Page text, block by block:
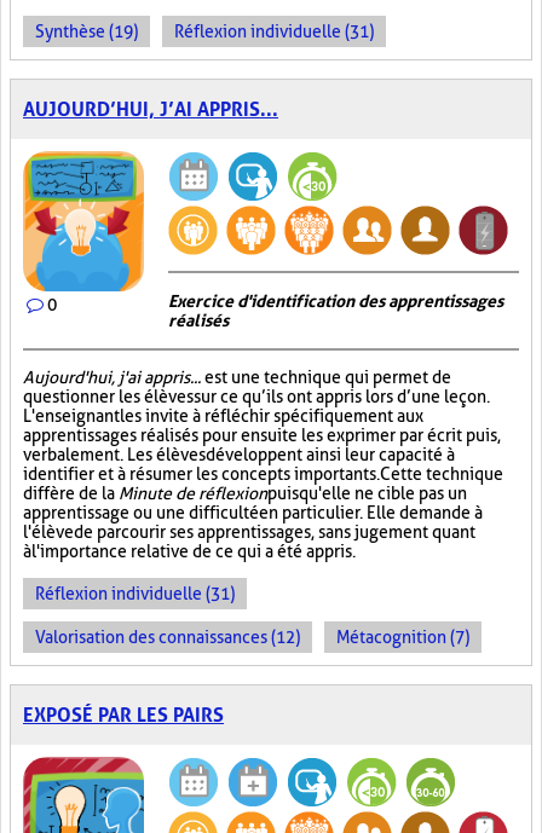
Synthèse (19) Réflexion individuelle (31)
AUJOURD’HUI, J’AI APPRIS...
0
Exercice d'identification des apprentissages
réalisés
Aujourd'hui, j'ai appris...est une technique qui permet de
questionner les élèves sur ce qu’ils ont appris lors d’une leçon.
L'enseignant les invite à réfléchir spécifiquement aux
apprentissages réalisés pour ensuite les exprimer par écrit puis,
verbalement. Les élèves développent ainsi leur capacité à
identifier et à résumer les concepts importants. Cette technique
diffère de la Minute de réflexionpuisqu'elle ne cible pas un
apprentissage ou une difficulté en particulier. Elle demande à
l'élève de parcourir ses apprentissages, sans jugement quant
à l'importance relative de ce qui a été appris.
Réflexion individuelle (31)
Valorisation des connaissances (12) Métacognition (7)
EXPOSÉ PAR LES PAIRS